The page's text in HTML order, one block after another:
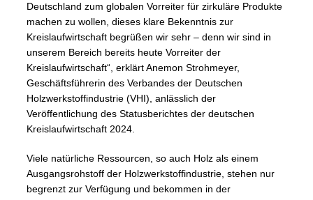
Deutschland zum globalen Vorreiter für zirkuläre Produkte
machen zu wollen, dieses klare Bekenntnis zur
Kreislaufwirtschaft begrüßen wir sehr – denn wir sind in
unserem Bereich bereits heute Vorreiter der
Kreislaufwirtschaft“, erklärt Anemon Strohmeyer,
Geschäftsführerin des Verbandes der Deutschen
Holzwerkstoffindustrie (VHI), anlässlich der
Veröffentlichung des Statusberichtes der deutschen
Kreislaufwirtschaft 2024.
Viele natürliche Ressourcen, so auch Holz als einem
Ausgangsrohstoff der Holzwerkstoffindustrie, stehen nur
begrenzt zur Verfügung und bekommen in der